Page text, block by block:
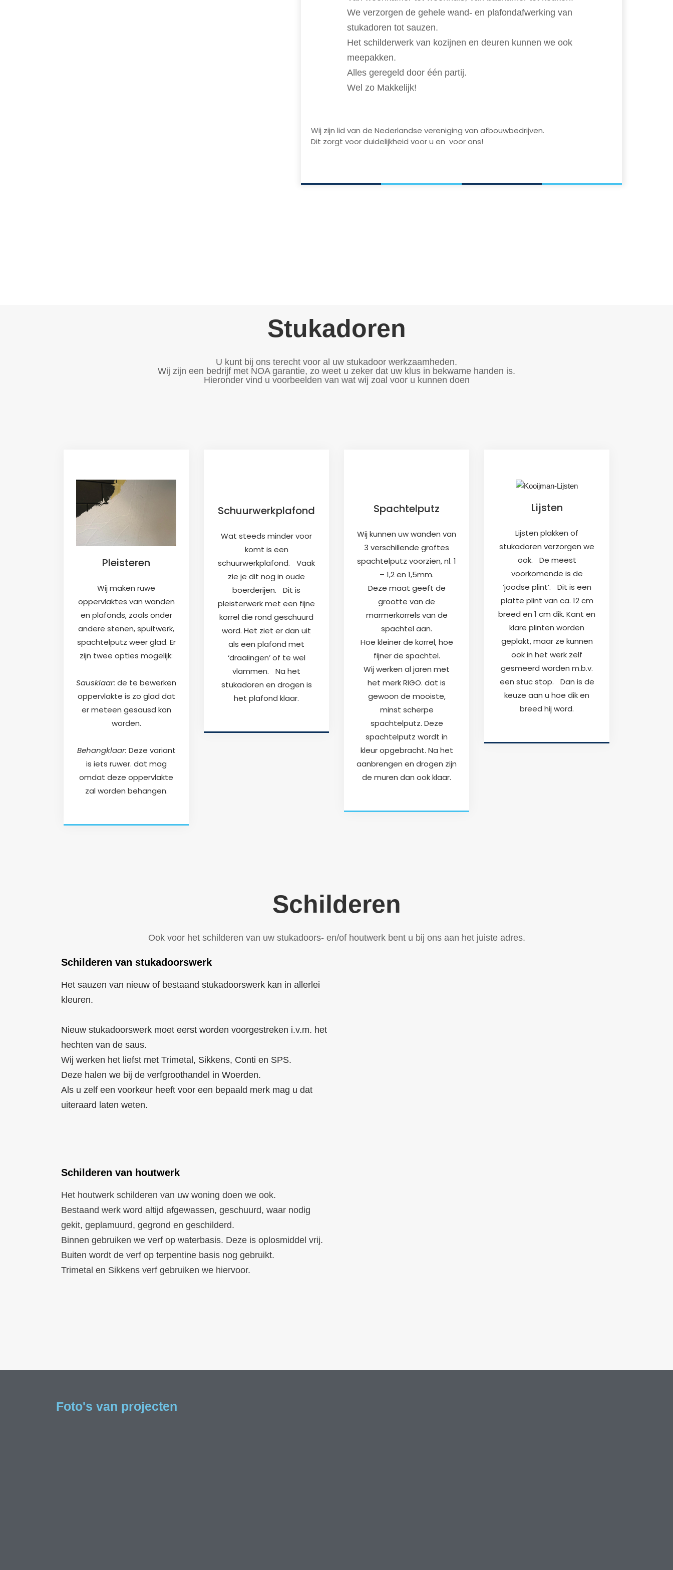
We verzorgen de gehele wand- en plafondafwerking van
stukadoren tot sauzen.
Het schilderwerk van kozijnen en deuren kunnen we ook
meepakken.
Alles geregeld door één partij.
Wel zo Makkelijk!
Wij zijn lid van de Nederlandse vereniging van afbouwbedrijven.
Dit zorgt voor duidelijkheid voor u en voor ons!
Stukadoren
U kunt bij ons terecht voor al uw stukadoor werkzaamheden.
Wij zijn een bedrijf met NOA garantie, zo weet u zeker dat uw klus in bekwame handen is.
Hieronder vind u voorbeelden van wat wij zoal voor u kunnen doen
Pleisteren
Wij maken ruwe
oppervlaktes van wanden
en plafonds, zoals onder
andere stenen, spuitwerk,
spachtelputz weer glad. Er
zijn twee opties mogelijk:
Sausklaar: de te bewerken
oppervlakte is zo glad dat
er meteen gesausd kan
worden.
Behangklaar: Deze variant
is iets ruwer. dat mag
omdat deze oppervlakte
zal worden behangen.
Schuurwerkplafond
Wat steeds minder voor
komt is een
schuurwerkplafond. Vaak
zie je dit nog in oude
boerderijen. Dit is
pleisterwerk met een fijne
korrel die rond geschuurd
word. Het ziet er dan uit
als een plafond met
‘draaiingen’ of te wel
vlammen. Na het
stukadoren en drogen is
het plafond klaar.
Spachtelputz
Wij kunnen uw wanden van
3 verschillende groftes
spachtelputz voorzien, nl. 1
– 1,2 en 1,5mm.
Deze maat geeft de
grootte van de
marmerkorrels van de
spachtel aan.
Hoe kleiner de korrel, hoe
fijner de spachtel.
Wij werken al jaren met
het merk RIGO. dat is
gewoon de mooiste,
minst scherpe
spachtelputz. Deze
spachtelputz wordt in
kleur opgebracht. Na het
aanbrengen en drogen zijn
de muren dan ook klaar.
Lijsten
Lijsten plakken of
stukadoren verzorgen we
ook. De meest
voorkomende is de
‘joodse plint’. Dit is een
platte plint van ca. 12 cm
breed en 1 cm dik. Kant en
klare plinten worden
geplakt, maar ze kunnen
ook in het werk zelf
gesmeerd worden m.b.v.
een stuc stop. Dan is de
keuze aan u hoe dik en
breed hij word.
Schilderen
Ook voor het schilderen van uw stukadoors- en/of houtwerk bent u bij ons aan het juiste adres.
Schilderen van stukadoorswerk
Het sauzen van nieuw of bestaand stukadoorswerk kan in allerlei
kleuren.
Nieuw stukadoorswerk moet eerst worden voorgestreken i.v.m. het
hechten van de saus.
Wij werken het liefst met Trimetal, Sikkens, Conti en SPS.
Deze halen we bij de verfgroothandel in Woerden.
Als u zelf een voorkeur heeft voor een bepaald merk mag u dat
uiteraard laten weten.
Schilderen van houtwerk
Het houtwerk schilderen van uw woning doen we ook.
Bestaand werk word altijd afgewassen, geschuurd, waar nodig
gekit, geplamuurd, gegrond en geschilderd.
Binnen gebruiken we verf op waterbasis. Deze is oplosmiddel vrij.
Buiten wordt de verf op terpentine basis nog gebruikt.
Trimetal en Sikkens verf gebruiken we hiervoor.
Foto's van projecten